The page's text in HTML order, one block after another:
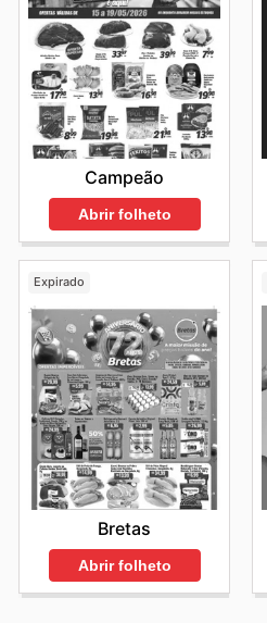
Campeão
Abrir folheto
Expirado
Bretas
Abrir folheto